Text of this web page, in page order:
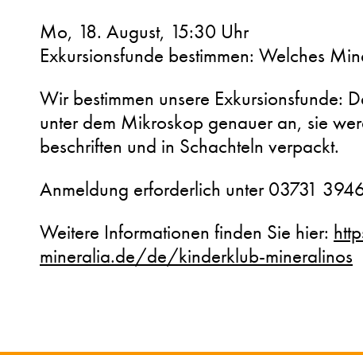
Mo, 18. August, 15:30 Uhr
Exkursionsfunde bestimmen: Welches
Wir bestimmen unsere Exkursionsfunde:
unter dem Mikroskop genauer an, sie
beschriften und in Schachteln verpackt.
Anmeldung erforderlich unter 03731
Weitere Informationen finden Sie hier:
mineralia.de/de/kinderklub-mineralinos